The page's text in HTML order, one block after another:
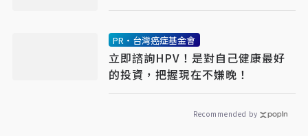
PR・台灣癌症基金會
立即諮詢HPV！是對自己健康最好
的投資，把握現在不嫌晚！
Recommended by